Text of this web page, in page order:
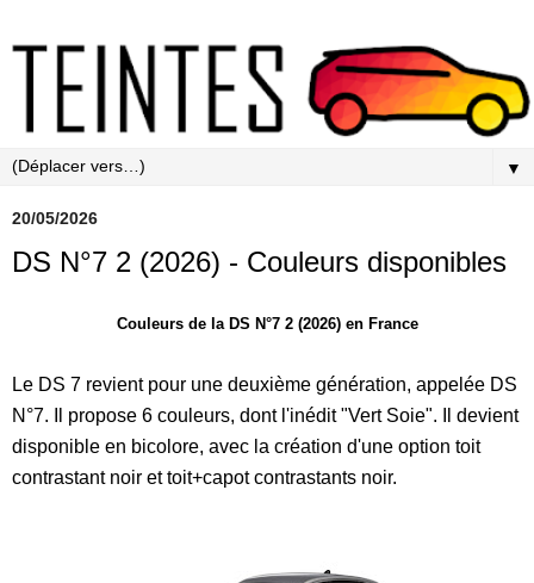
▼
20/05/2026
DS N°7 2 (2026) - Couleurs disponibles
Couleurs de la DS N°7 2 (2026) en France
Le DS 7 revient pour une deuxième génération, appelée DS
N°7. Il propose 6 couleurs, dont l'inédit "Vert Soie". Il devient
disponible en bicolore, avec la création d'une option toit
contrastant noir et toit+capot contrastants noir.